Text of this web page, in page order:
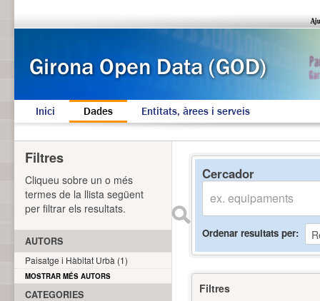
Inici Dades Entitats, àrees i serveis
Cercador
Ordenar resultats per
Filtres
Filtres
Cliqueu sobre un o més
termes de la llista següent
per filtrar els resultats.
AUTORS
Paisatge i Hàbitat Urbà (1)
MOSTRAR MÉS AUTORS
CATEGORIES